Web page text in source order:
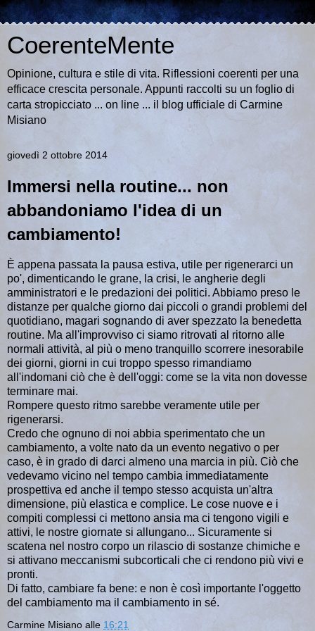
CoerenteMente
Opinione, cultura e stile di vita. Riflessioni coerenti per una
efficace crescita personale. Appunti raccolti su un foglio di
carta stropicciato ... on line ... il blog ufficiale di Carmine
Misiano
giovedì 2 ottobre 2014
Immersi nella routine... non
abbandoniamo l'idea di un
cambiamento!
È appena passata la pausa estiva, utile per rigenerarci un
po', dimenticando le grane, la crisi, le angherie degli
amministratori e le predazioni dei politici. Abbiamo preso le
distanze per qualche giorno dai piccoli o grandi problemi del
quotidiano, magari sognando di aver spezzato la benedetta
routine. Ma all'improvviso ci siamo ritrovati al ritorno alle
normali attività, al più o meno tranquillo scorrere inesorabile
dei giorni, giorni in cui troppo spesso rimandiamo
all'indomani ciò che è dell'oggi: come se la vita non dovesse
terminare mai.
Rompere questo ritmo sarebbe veramente utile per
rigenerarsi.
Credo che ognuno di noi abbia sperimentato che un
cambiamento, a volte nato da un evento negativo o per
caso, è in grado di darci almeno una marcia in più. Ciò che
vedevamo vicino nel tempo cambia immediatamente
prospettiva ed anche il tempo stesso acquista un'altra
dimensione, più elastica e complice. Le cose nuove e i
compiti complessi ci mettono ansia ma ci tengono vigili e
attivi, le nostre giornate si allungano... Sicuramente si
scatena nel nostro corpo un rilascio di sostanze chimiche e
si attivano meccanismi subcorticali che ci rendono più vivi e
pronti.
Di fatto, cambiare fa bene: e non è così importante l'oggetto
del cambiamento ma il cambiamento in sé.
Carmine Misiano alle 16:21